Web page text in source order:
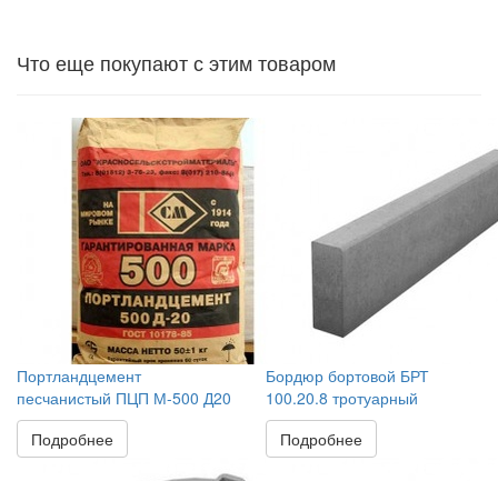
Что еще покупают с этим товаром
Портландцемент
песчанистый ПЦП М-500 Д20
Подробнее
Бордюр бортовой БРТ
100.20.8 тротуарный
Подробнее